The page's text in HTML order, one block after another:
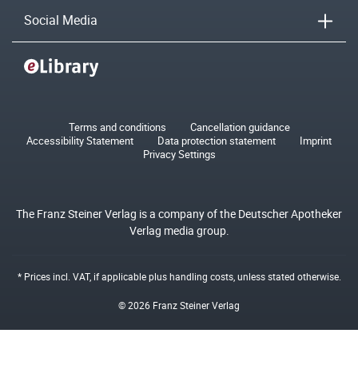
Social Media
Terms and conditions
Cancellation guidance
Accessibility Statement
Data protection statement
Imprint
Privacy Settings
The Franz Steiner Verlag is a company of the Deutscher Apotheker
Verlag media group.
* Prices incl. VAT, if applicable plushandling costs, unless stated otherwise.
© 2026 Franz Steiner Verlag